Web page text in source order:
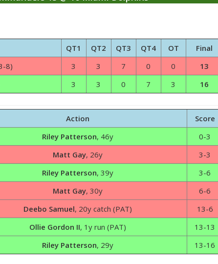
QT1 QT2 QT3 QT4 OT
Final
8)
3 3 7 0 0
13
3 3 0 7 3 16
Action
Score
Riley Patterson, 46y
0-3
Matt Gay, 26y
3-3
Riley Patterson, 39y
3-6
Matt Gay, 30y
6-6
Deebo Samuel, 20y catch (PAT)
13-6
Ollie Gordon II, 1y run (PAT)
13-13
Riley Patterson, 29y 13-16